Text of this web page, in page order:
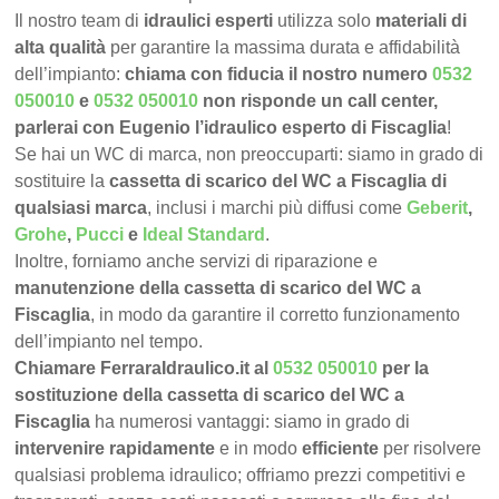
Il nostro team di idraulici esperti utilizza solo materiali di
alta qualità per garantire la massima durata e affidabilità
dell’impianto:chiama con fiducia il nostro numero0532
050010 e0532 050010 non risponde un call center,
parlerai con Eugenio l’idraulico esperto di Fiscaglia!
Se hai un WC di marca, non preoccuparti: siamo in grado di
sostituire lacassetta di scarico del WC a Fiscaglia di
qualsiasi marca, inclusi i marchi più diffusi comeGeberit,
Grohe, Pucci e Ideal Standard .
Inoltre, forniamo anche servizi di riparazione e
manutenzione della cassetta di scarico del WC a
Fiscaglia, in modo da garantire il corretto funzionamento
dell’impianto nel tempo.
Chiamare FerraraIdraulico.it al0532 050010 per la
sostituzione della cassetta di scarico del WC a
Fiscaglia ha numerosi vantaggi: siamo in grado di
intervenire rapidamente e in modoefficiente per risolvere
qualsiasi problema idraulico; offriamo prezzi competitivi e